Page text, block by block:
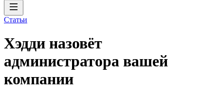
Статьи
Хэдди назовёт
администратора вашей
компании